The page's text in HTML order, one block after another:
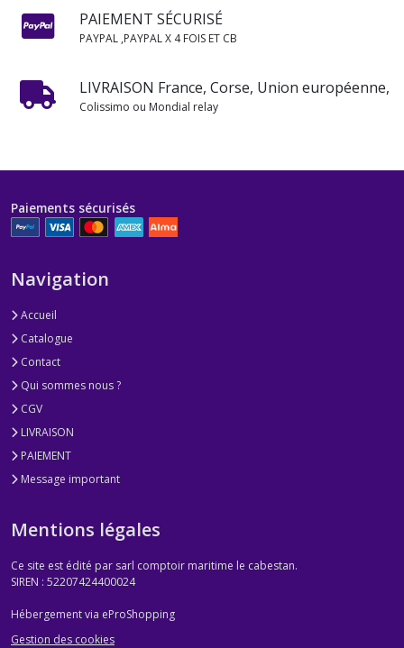
PAIEMENT SÉCURISÉ
PAYPAL ,PAYPAL X 4 FOIS ET CB
LIVRAISON France, Corse, Union européenne,
Colissimo ou Mondial relay
Paiements sécurisés
Navigation
Accueil
Catalogue
Contact
Qui sommes nous ?
CGV
LIVRAISON
PAIEMENT
Message important
Mentions légales
Ce site est édité par sarl comptoir maritime le cabestan.
SIREN : 52207424400024
Hébergement via eProShopping
Gestion des cookies